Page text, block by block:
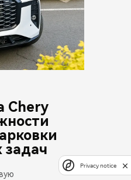
Chery
задач
Privacy notice